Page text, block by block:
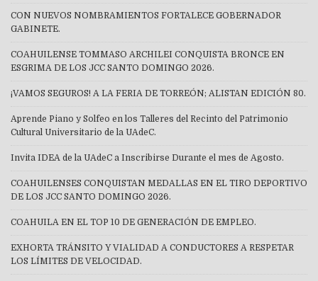
CON NUEVOS NOMBRAMIENTOS FORTALECE GOBERNADOR
GABINETE.
COAHUILENSE TOMMASO ARCHILEI CONQUISTA BRONCE EN
ESGRIMA DE LOS JCC SANTO DOMINGO 2026.
¡VAMOS SEGUROS! A LA FERIA DE TORREÓN; ALISTAN EDICIÓN 80.
Aprende Piano y Solfeo en los Talleres del Recinto del Patrimonio
Cultural Universitario de la UAdeC.
Invita IDEA de la UAdeC a Inscribirse Durante el mes de Agosto.
COAHUILENSES CONQUISTAN MEDALLAS EN EL TIRO DEPORTIVO
DE LOS JCC SANTO DOMINGO 2026.
COAHUILA EN EL TOP 10 DE GENERACIÓN DE EMPLEO.
EXHORTA TRÁNSITO Y VIALIDAD A CONDUCTORES A RESPETAR
LOS LÍMITES DE VELOCIDAD.